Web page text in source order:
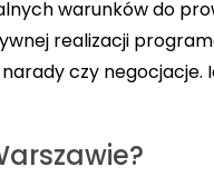
warunków do
realizacji
czy